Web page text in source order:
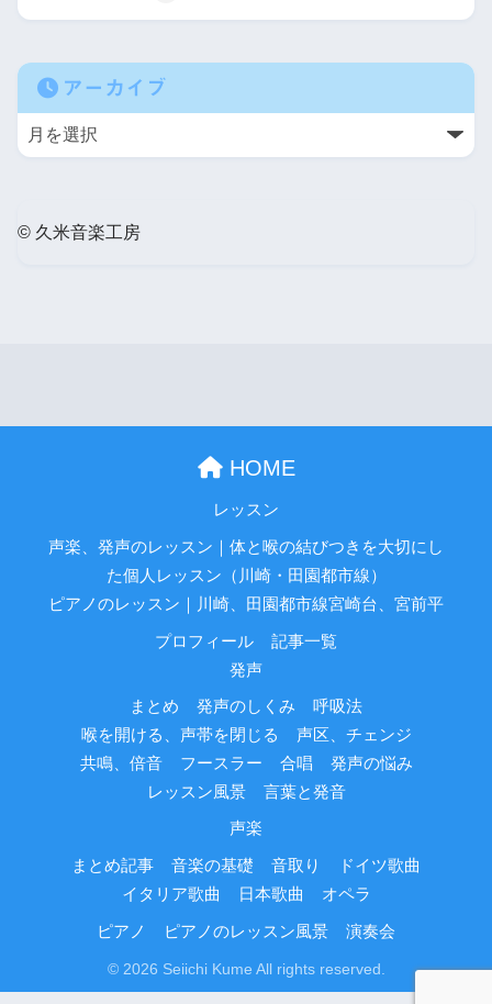
アーカイブ
© 久米音楽工房
HOME
レッスン
声楽、発声のレッスン｜体と喉の結びつきを大切にし
た個人レッスン（川崎・田園都市線）
ピアノのレッスン｜川崎、田園都市線宮崎台、宮前平
プロフィール
記事一覧
発声
まとめ 発声のしくみ
呼吸法
喉を開ける、声帯を閉じる
声区、チェンジ
共鳴、倍音
フースラー 合唱
発声の悩み
レッスン風景
言葉と発音
声楽
まとめ記事 音楽の基礎 音取り
ドイツ歌曲
イタリア歌曲
日本歌曲 オペラ
ピアノ ピアノのレッスン風景 演奏会
© 2026 Seiichi Kume All rights reserved.